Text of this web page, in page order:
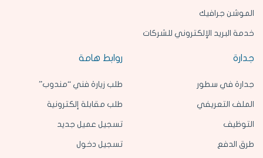
جدارة
جدارة في سطور
الملف التعريفي
التوظيف
طرق الدفع
الموشن جرافيك
خدمة البريد الإلكتروني للشركات
روابط هامة
طلب زيارة فني “مندوب”
طلب مقابلة إلكترونية
تسجيل عميل جديد
تسجيل دخول